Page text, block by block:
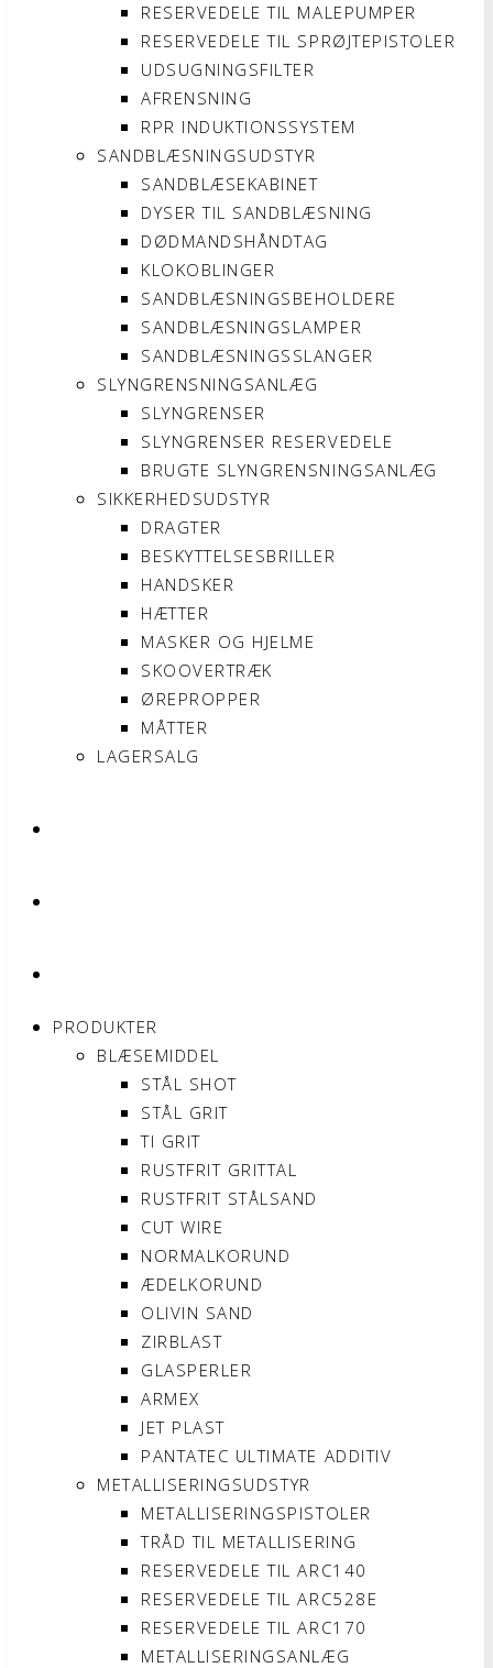
RESERVEDELE TIL MALEPUMPER
RESERVEDELE TIL SPRØJTEPISTOLER
UDSUGNINGSFILTER
AFRENSNING
RPR INDUKTIONSSYSTEM
SANDBLÆSNINGSUDSTYR
SANDBLÆSEKABINET
DYSER TIL SANDBLÆSNING
DØDMANDSHÅNDTAG
KLOKOBLINGER
SANDBLÆSNINGSBEHOLDERE
SANDBLÆSNINGSLAMPER
SANDBLÆSNINGSSLANGER
SLYNGRENSNINGSANLÆG
SLYNGRENSER
SLYNGRENSER RESERVEDELE
BRUGTE SLYNGRENSNINGSANLÆG
SIKKERHEDSUDSTYR
DRAGTER
BESKYTTELSESBRILLER
HANDSKER
HÆTTER
MASKER OG HJELME
SKOOVERTRÆK
ØREPROPPER
MÅTTER
LAGERSALG
PRODUKTER
BLÆSEMIDDEL
STÅL SHOT
STÅL GRIT
TI GRIT
RUSTFRIT GRITTAL
RUSTFRIT STÅLSAND
CUT WIRE
NORMALKORUND
ÆDELKORUND
OLIVIN SAND
ZIRBLAST
GLASPERLER
ARMEX
JET PLAST
PANTATEC ULTIMATE ADDITIV
METALLISERINGSUDSTYR
METALLISERINGSPISTOLER
TRÅD TIL METALLISERING
RESERVEDELE TIL ARC140
RESERVEDELE TIL ARC528E
RESERVEDELE TIL ARC170
METALLISERINGSANLÆG